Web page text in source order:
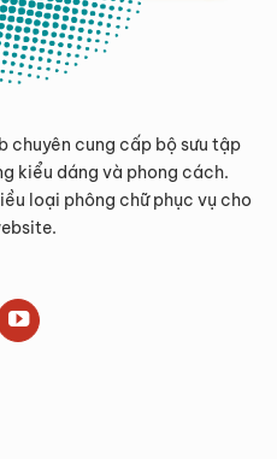
chuyên cung cấp bộ sưu tập
kiểu dáng và phong cách.
loại phông chữ phục vụ cho